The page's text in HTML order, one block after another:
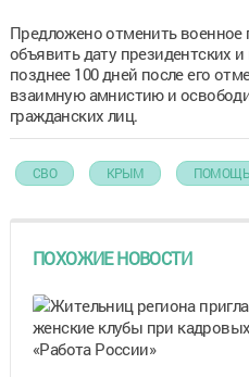
Предложено отменить военное
объявить дату президентских
позднее 100 дней после его
взаимную амнистию и
гражданских лиц.
СВО КРЫМ
ПОХОЖИЕ НОВОСТИ